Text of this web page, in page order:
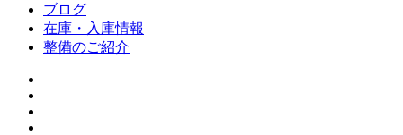
ブログ
在庫・入庫情報
整備のご紹介